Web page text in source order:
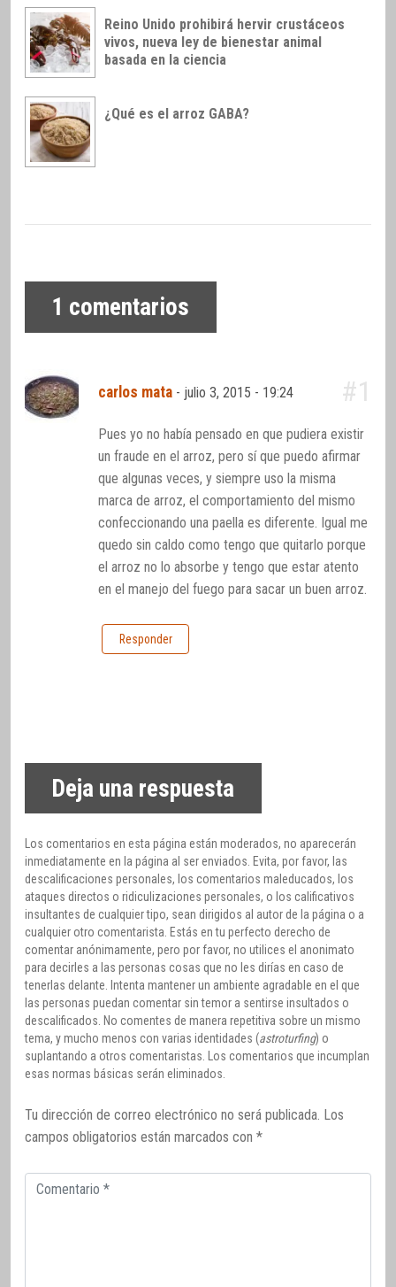
Reino Unido prohibirá hervir crustáceos
vivos, nueva ley de bienestar animal
basada en la ciencia
¿Qué es el arroz GABA?
1 comentarios
carlos mata - julio 3, 2015 - 19:24 #1
Pues yo no había pensado en que pudiera existir
un fraude en el arroz, pero sí que puedo afirmar
que algunas veces, y siempre uso la misma
marca de arroz, el comportamiento del mismo
confeccionando una paella es diferente. Igual me
quedo sin caldo como tengo que quitarlo porque
el arroz no lo absorbe y tengo que estar atento
en el manejo del fuego para sacar un buen arroz.
Responder
Deja una respuesta
Los comentarios en esta página están moderados, no aparecerán
inmediatamente en la página al ser enviados. Evita, por favor, las
descalificaciones personales, los comentarios maleducados, los
ataques directos o ridiculizaciones personales, o los calificativos
insultantes de cualquier tipo, sean dirigidos al autor de la página o a
cualquier otro comentarista. Estás en tu perfecto derecho de
comentar anónimamente, pero por favor, no utilices el anonimato
para decirles a las personas cosas que no les dirías en caso de
tenerlas delante. Intenta mantener un ambiente agradable en el que
las personas puedan comentar sin temor a sentirse insultados o
descalificados. No comentes de manera repetitiva sobre un mismo
tema, y mucho menos con varias identidades (astroturfing) o
suplantando a otros comentaristas. Los comentarios que incumplan
esas normas básicas serán eliminados.
Tu dirección de correo electrónico no será publicada. Los
campos obligatorios están marcados con *
Comentario